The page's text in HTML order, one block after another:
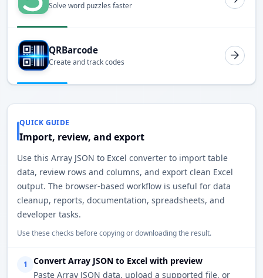
Solve word puzzles faster
QRBarcode
Create and track codes
QUICK GUIDE
Import, review, and export
Use this Array JSON to Excel converter to import table
data, review rows and columns, and export clean Excel
output. The browser-based workflow is useful for data
cleanup, reports, documentation, spreadsheets, and
developer tasks.
Use these checks before copying or downloading the result.
1
Convert Array JSON to Excel with preview
Paste Array JSON data, upload a supported file, or